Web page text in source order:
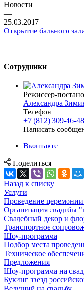
Новости
—
25.03.2017
Открытие бального
Сотрудники
Режиссер-
Александра
Телефон
+7 (812) 309-46-48
Написать
Вконтакте
Поделиться
Назад к списку
Услуги
Проведение церемонии
Организация свадьбы
Свадебный декор и
Транспортное
Шоу-программа
Подбор места
Техническое
Предложения
Шоу-программа на
Букинг звезд
Ведущий на свадьбу